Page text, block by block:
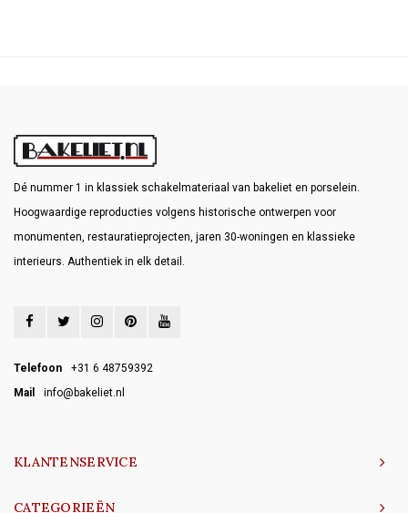
Dé nummer 1 in klassiek schakelmateriaal van bakeliet en porselein.
Hoogwaardige reproducties volgens historische ontwerpen voor
monumenten, restauratieprojecten, jaren 30-woningen en klassieke
interieurs. Authentiek in elk detail.
Telefoon
+31 6 48759392
Mail
info@bakeliet.nl
KLANTENSERVICE
CATEGORIEËN